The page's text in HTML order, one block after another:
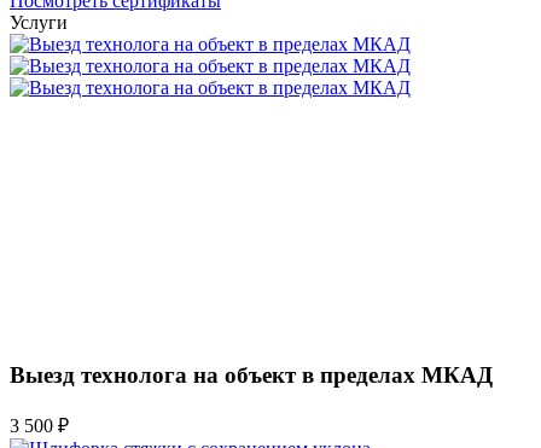
Услуги
Выезд технолога на объект в пределах МКАД
3 500 ₽